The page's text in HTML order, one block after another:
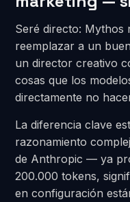
Seré directo: Mythos
reemplazar a un
un director creativo
cosas que los
directamente no
La diferencia clave
razonamiento
de Anthropic — ya
200.000 tokens,
en configuración